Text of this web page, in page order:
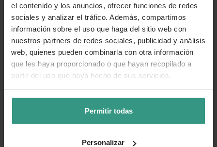
el contenido y los anuncios, ofrecer funciones de redes
sociales y analizar el tráfico. Además, compartimos
información sobre el uso que haga del sitio web con
nuestros partners de redes sociales, publicidad y análisis
web, quienes pueden combinarla con otra información
que les haya proporcionado o que hayan recopilado a
partir del uso que haya hecho de sus servicios.
Permitir todas
Personalizar